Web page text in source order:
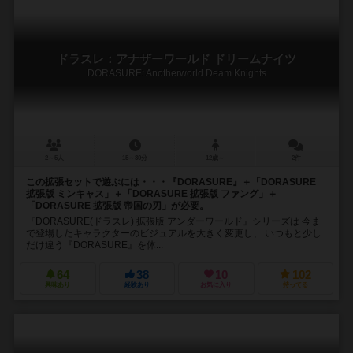
ドラスレ：アナザーワールド ドリームナイツ
DORASURE: Anotherworld Deam Knights
この拡張セットで遊ぶには・・・『DORASURE』＋「DORASURE
拡張版 ミンキャス」＋「DORASURE 拡張版 ファング」＋
「DORASURE 拡張版 帝国の刃」が必要。
『DORASURE(ドラスレ) 拡張版 アンダーワールド』シリーズは 今ま
で登場したキャラクターのビジュアルを大きく変更し、 いつもと少し
だけ違う『DORASURE』を体...
64
興味あり
38
経験あり
10
お気に入り
102
持ってる